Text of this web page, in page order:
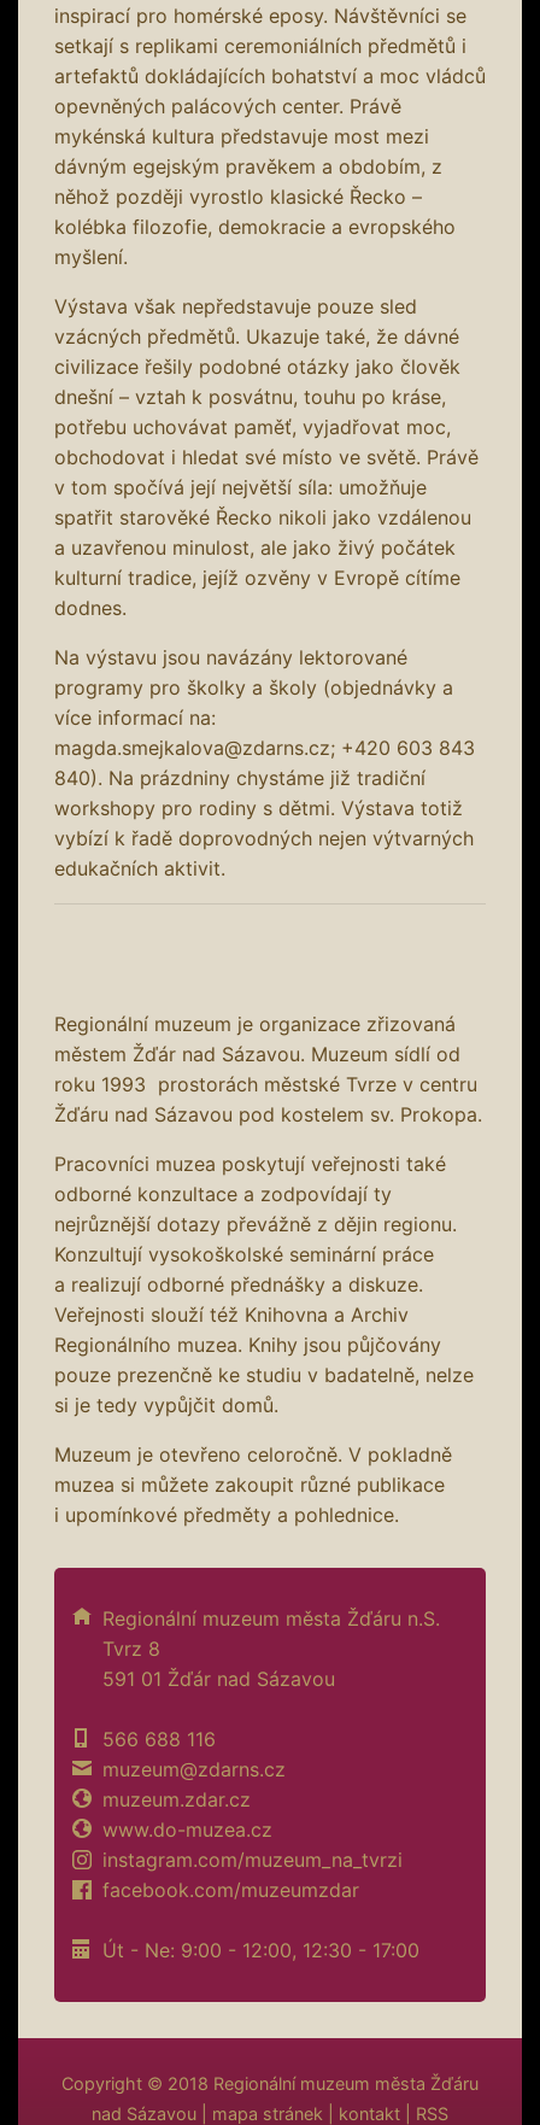
inspirací pro homérské eposy. Návštěvníci se
setkají s replikami ceremoniálních předmětů i
artefaktů dokládajících bohatství a moc vládců
opevněných palácových center. Právě
mykénská kultura představuje most mezi
dávným egejským pravěkem a obdobím, z
něhož později vyrostlo klasické Řecko –
kolébka filozofie, demokracie a evropského
myšlení.
Výstava však nepředstavuje pouze sled
vzácných předmětů. Ukazuje také, že dávné
civilizace řešily podobné otázky jako člověk
dnešní – vztah k posvátnu, touhu po kráse,
potřebu uchovávat paměť, vyjadřovat moc,
obchodovat i hledat své místo ve světě. Právě
v tom spočívá její největší síla: umožňuje
spatřit starověké Řecko nikoli jako vzdálenou
a uzavřenou minulost, ale jako živý počátek
kulturní tradice, jejíž ozvěny v Evropě cítíme
dodnes.
Na výstavu jsou navázány lektorované
programy pro školky a školy (objednávky a
více informací na:
magda.smejkalova@zdarns.cz; +420 603 843
840). Na prázdniny chystáme již tradiční
workshopy pro rodiny s dětmi. Výstava totiž
vybízí k řadě doprovodných nejen výtvarných
edukačních aktivit.
Regionální muzeum je organizace zřizovaná
městem Žďár nad Sázavou. Muzeum sídlí od
roku 1993 prostorách městské Tvrze v centru
Žďáru nad Sázavou pod kostelem sv. Prokopa.
Pracovníci muzea poskytují veřejnosti také
odborné konzultace a zodpovídají ty
nejrůznější dotazy převážně z dějin regionu.
Konzultují vysokoškolské seminární práce
a realizují odborné přednášky a diskuze.
Veřejnosti slouží též Knihovna a Archiv
Regionálního muzea. Knihy jsou půjčovány
pouze prezenčně ke studiu v badatelně, nelze
si je tedy vypůjčit domů.
Muzeum je otevřeno celoročně. V pokladně
muzea si můžete zakoupit různé publikace
i upomínkové předměty a pohlednice.
Regionální muzeum města Žďáru n.S.
Tvrz 8
591 01 Žďár nad Sázavou
566 688 116
muzeum@zdarns.cz
muzeum.zdar.cz
www.do-muzea.cz
instagram.com/muzeum_na_tvrzi
facebook.com/muzeumzdar
Út - Ne: 9:00 - 12:00, 12:30 - 17:00
Copyright © 2018 Regionální muzeum města Žďáru
nad Sázavou
mapa stránek kontakt RSS